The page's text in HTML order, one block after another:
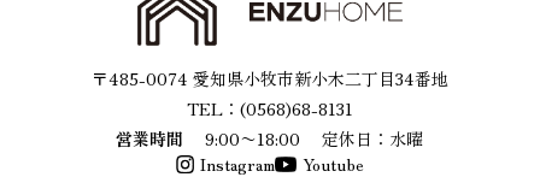
〒485-0074 愛知県小牧市新小木二丁目34番地
TEL：(0568)68-8131
営業時間
9:00〜18:00
定休日：水曜
Instagram
Youtube